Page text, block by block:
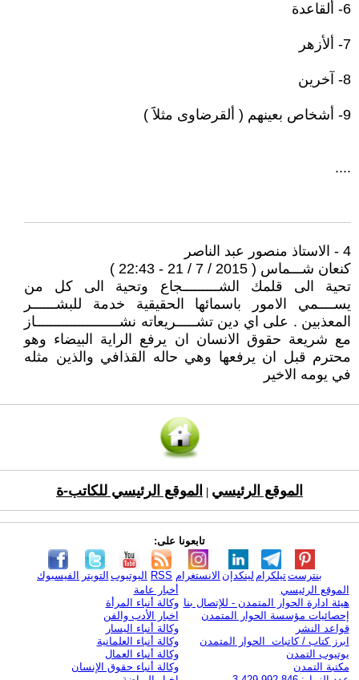
6- ألقاعدة
7- ألأزهر
8- آخرين
9- أشخاص بعينهم ( ألقرضاوى مثلاََ )
....
4 - الاستاذ منصور عبد الناصر
كنعان شـــماس ( 2015 / 7 / 21 - 22:43 )
تحية الى قلمك الشـــــــــجاع وتحية الى كل من
يســــمي الامور باسمائها الحقيقية خدمة للبشــــــر
المعذبين . على اي دين تشـــــريعاته نشـــــــــــــــــــــاز
مع شريعة حقوق الانسان ان يرفع الراية البيضاء وهو
محترم قبل ان يرفعها وهي حاله القذافي والذين مثله
في يومه الاخير
الموقع الرئيسي الموقع الرئيسي للكاتب-ة
تابعونا على:
الفيسبوك التويتر اليوتيوب RSS الانستغرام لينكدإن تيلكرامبنترست
الموقع الرئيسي
هيئة ادارة الحوار المتمدن - للإتصال بنا
إحصائيات مؤسسة الحوار المتمدن
قواعد النشر
ابرز كتاب / كاتبات الحوار المتمدن
يوتيوب التمدن
مكتبة التمدن
أخبار عامة
وكالة أنباء المرأة
اخبار الأدب والفن
وكالة أنباء اليسار
وكالة أنباء العلمانية
وكالة أنباء العمال
وكالة أنباء حقوق الإنسان